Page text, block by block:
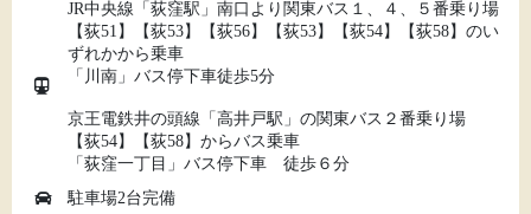
JR中央線「荻窪駅」南口より関東バス１、４、５番乗り場
【荻51】【荻53】【荻56】【荻53】【荻54】【荻58】のい
ずれかから乗車
「川南」バス停下車徒歩5分
京王電鉄井の頭線「高井戸駅」の関東バス２番乗り場
【荻54】【荻58】からバス乗車
「荻窪一丁目」バス停下車 徒歩６分
駐車場2台完備